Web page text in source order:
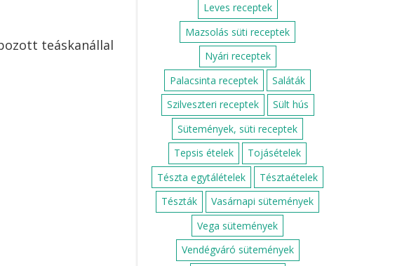
teáskanállal
Leves receptek
Mazsolás süti receptek
Nyári receptek
Palacsinta receptek
Saláták
Szilveszteri receptek
Sült hús
Sütemények, süti receptek
Tepsis ételek
Tojásételek
Tészta egytálételek
Tésztaételek
Tészták
Vasárnapi sütemények
Vega sütemények
Vendégváró sütemények